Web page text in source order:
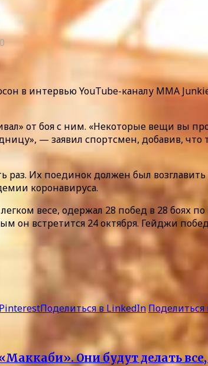
в интервью YouTube-каналу MMA
от боя с ним. «Некоторые вещи вы
— заявил спортсмен, добавив,
Их поединок должен был возглавить
коронавируса.
весе, одержал 28 побед в 28
он встретится 24 октября. Гейджи
Поделиться в LinkedIn
Они будут делать